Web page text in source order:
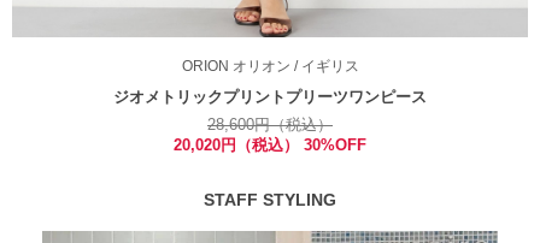
ORION オリオン / イギリス
ジオメトリックプリントプリーツワンピース
28,600円（税込）
20,020円（税込） 30%OFF
STAFF STYLING